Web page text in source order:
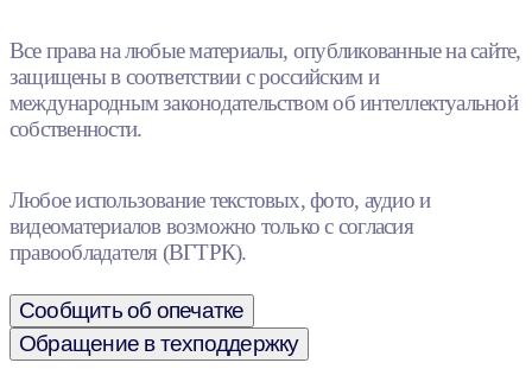
Все права на любые материалы, опубликованные на сайте,
защищены в соответствии с российским и
международным законодательством об интеллектуальной
собственности.
Любое использование текстовых, фото, аудио и
видеоматериалов возможно только с согласия
правообладателя (ВГТРК).
Сообщить об опечатке
Обращение в техподдержку